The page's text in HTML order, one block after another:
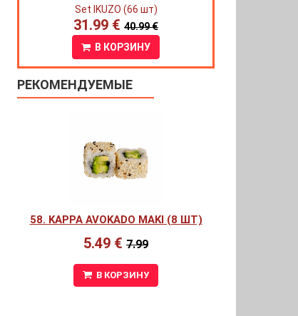
Set IKUZO (66 шт)
31.99 € 40.99 €
В КОРЗИНУ
РЕКОМЕНДУЕМЫЕ
58. KAPPA AVOKADO MAKI (8 ШТ)
5.49 € 7.99
В КОРЗИНУ